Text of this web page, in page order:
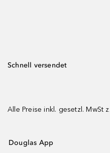
Schnell versendet
Alle Preise inkl. gesetzl. MwSt
Douglas App